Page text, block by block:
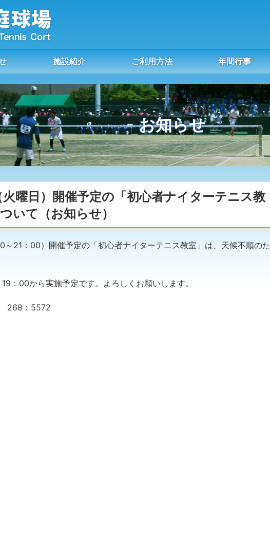
施設紹介 ご利用方法 年間行事
お知らせ
曜日）開催予定の「初心者ナイターテニス教
いて（お知らせ）
～21：00）開催予定の「初心者ナイターテニス教室」は、天候不順のた
：00から実施予定です。よろしくお願いします。
268：5572